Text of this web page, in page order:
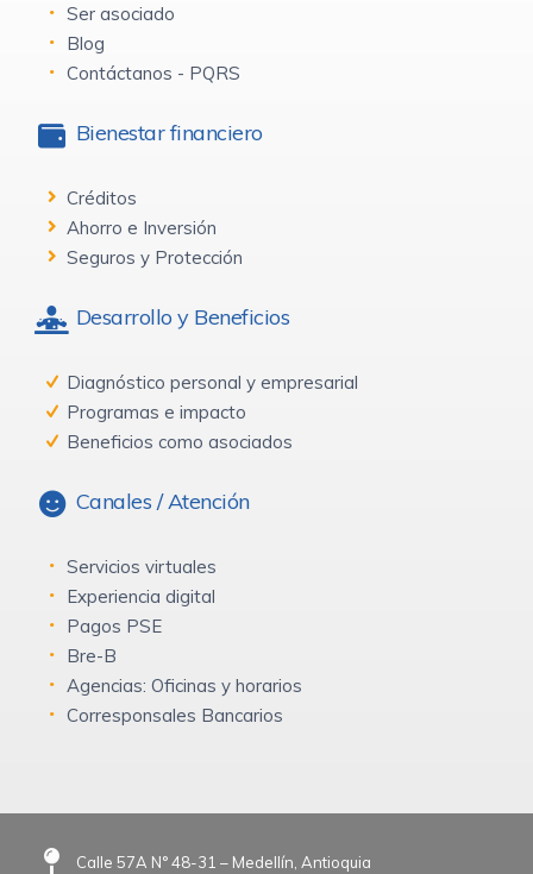
Ser asociado
Blog
Contáctanos - PQRS
Bienestar financiero
Créditos
Ahorro e Inversión
Seguros y Protección
Desarrollo y Beneficios
Diagnóstico personal y empresarial
Programas e impacto
Beneficios como asociados
Canales / Atención
Servicios virtuales
Experiencia digital
Pagos PSE
Bre-B
Agencias: Oficinas y horarios
Corresponsales Bancarios
Calle 57A N° 48-31 – Medellín, Antioquia